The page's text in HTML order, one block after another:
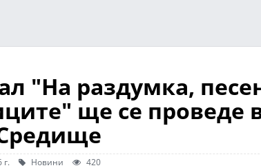
"На раздумка,
ще се проведе
Новини 420